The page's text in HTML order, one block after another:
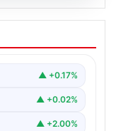
Salah,
mensupları ve
▲ +0.17%
▲ +0.02%
▲ +2.00%